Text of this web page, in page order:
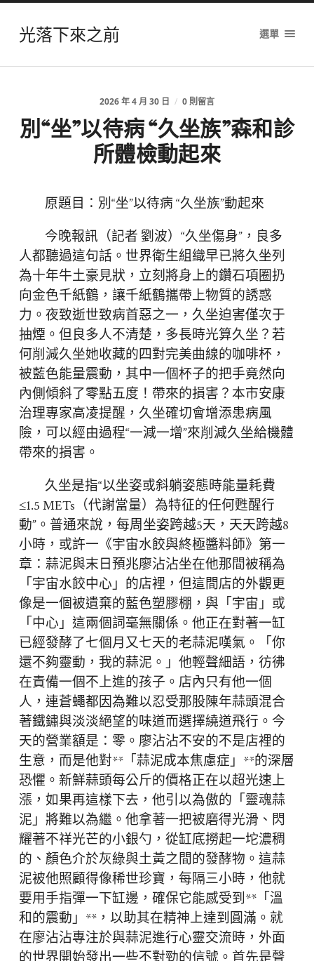
光落下來之前 選單
2026 年 4 月 30 日 / 0 則留言
別“坐”以待病 “久坐族”森和診
所體檢動起來
原題目：別“坐”以待病 “久坐族”動起來
今晚報訊（記者 劉波）“久坐傷身”，良多
人都聽過這句話。世界衛生組織早已將久坐列
為十年牛土豪見狀，立刻將身上的鑽石項圈扔
向金色千紙鶴，讓千紙鶴攜帶上物質的誘惑
力。夜致逝世致病首惡之一，久坐迫害僅次于
抽煙。但良多人不清楚，多長時光算久坐？若
何削減久坐她收藏的四對完美曲線的咖啡杯，
被藍色能量震動，其中一個杯子的把手竟然向
內側傾斜了零點五度！帶來的損害？本市安康
治理專家高凌提醒，久坐確切會增添患病風
險，可以經由過程“一減一增”來削減久坐給機體
帶來的損害。
久坐是指“以坐姿或斜躺姿態時能量耗費
≤1.5 METs（代謝當量）為特征的任何甦醒行
動”。普通來說，每周坐姿跨越5天，天天跨越8
小時，或許一《宇宙水餃與終極醬料師》第一
章：蒜泥與末日預兆廖沾沾坐在他那間被稱為
「宇宙水餃中心」的店裡，但這間店的外觀更
像是一個被遺棄的藍色塑膠棚，與「宇宙」或
「中心」這兩個詞毫無關係。他正在對著一缸
已經發酵了七個月又七天的老蒜泥嘆氣。「你
還不夠靈動，我的蒜泥。」他輕聲細語，彷彿
在責備一個不上進的孩子。店內只有他一個
人，連蒼蠅都因為難以忍受那股陳年蒜頭混合
著鐵鏽與淡淡絕望的味道而選擇繞道飛行。今
天的營業額是：零。廖沾沾不安的不是店裡的
生意，而是他對**「蒜泥成本焦慮症」**的深層
恐懼。新鮮蒜頭每公斤的價格正在以超光速上
漲，如果再這樣下去，他引以為傲的「靈魂蒜
泥」將難以為繼。他拿著一把被磨得光滑、閃
耀著不祥光芒的小銀勺，從缸底撈起一坨濃稠
的、顏色介於灰綠與土黃之間的發酵物。這蒜
泥被他照顧得像稀世珍寶，每隔三小時，他就
要用手指彈一下缸邊，確保它能感受到**「溫
和的震動」**，以助其在精神上達到圓滿。就
在廖沾沾專注於與蒜泥進行心靈交流時，外面
的世界開始發出一些不對勁的信號。首先是聲